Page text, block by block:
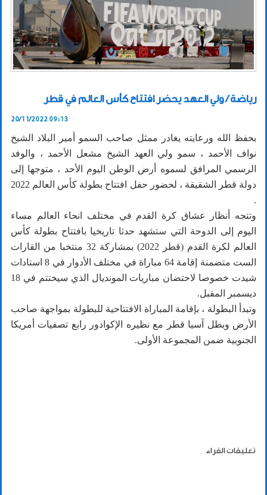
رياضة / ولي العهد يحضر افتتاح كأس العالم في قطر
20/11/2022 09:13
بحفظ الله ورعايته يغادر ممثل صاحب السمو أمير البلاد الشيخ
نواف الأحمد ، سمو ولي العهد الشيخ مشعل الأحمد ، والوفد
الرسمي المرافق لسموه أرض الوطن اليوم الأحد ، متوجها إلى
دولة قطر الشقيقة ، لحضور حفل افتتاح بطولة كأس العالم 2022
.
وتتجه أنظار عشاق كرة القدم في مختلف انحاء العالم مساء
اليوم إلى الدوحة التي ستشهد حدثا تاريخيا بافتتاح بطولة كأس
العالم لكرة القدم (قطر 2022) بمشاركة 32 منتخبا من القارات
الست متضمنة إقامة 64 مباراة في مختلف الأدوار في 8 استادات
شيدت خصوصا لاحتضان مباريات المونديال الذي سيختتم في 18
ديسمبر المقبل.
وتبدأ البطولة ، بإقامة المباراة الافتتاحية للبطولة بمواجهة صاحب
الأرض وبطل آسيا قطر مع نظيره الإكوادور رابع تصفيات أمريكا
الجنوبية ضمن المجموعة الأولى.
تعليقات القراء